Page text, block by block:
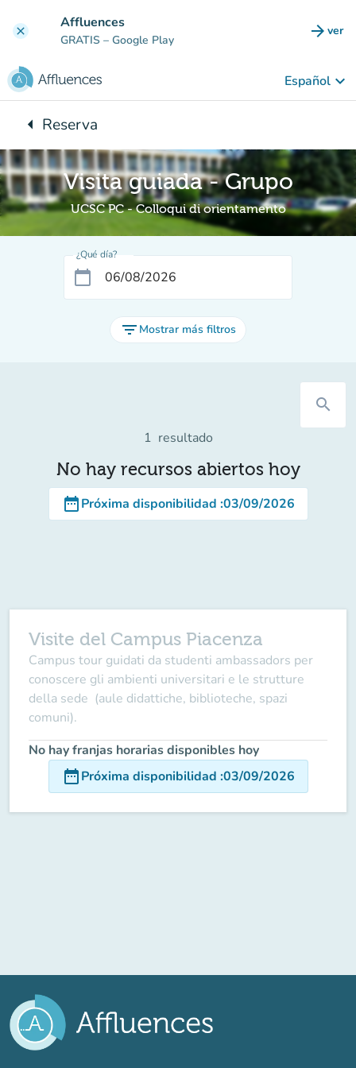
clear Affluences
GRATIS – Google Play arrow_forward ver
Español keyboard_arrow_down
arrow_leftVuelta:
Reserva
Visita guiada - Grupo
UCSC PC - Colloqui di orientamento
¿Qué día?
calendar_today
filter_list Mostrar más filtros
search
1 resultado
No hay recursos abiertos hoy
date_rangePróxima disponibilidad :03/09/2026
Visite del Campus Piacenza
Campus tour guidati da studenti ambassadors per
conoscere gli ambienti universitari e le strutture
della sede (aule didattiche, biblioteche, spazi
comuni).
No hay franjas horarias disponibles hoy
date_rangePróxima disponibilidad :03/09/2026